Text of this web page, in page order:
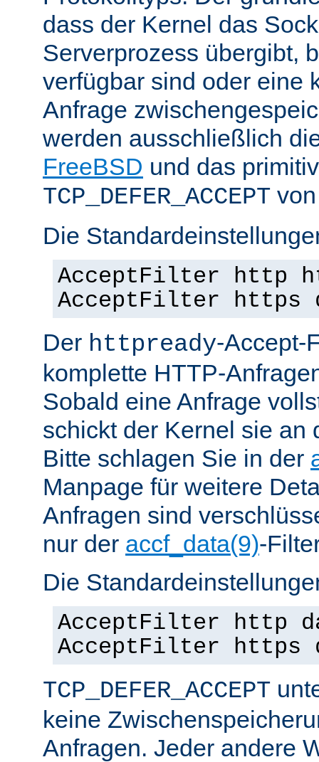
dass der Kernel das
Serverprozess übergibt,
verfügbar sind oder eine
Anfrage
werden ausschließlich
FreeBSD und das
TCP_DEFER_ACCEPT
Die
AcceptFilter http
AcceptFilter https
Der httpready-Accept-
komplette HTTP-
Sobald eine Anfrage
schickt der Kernel sie an
Bitte schlagen Sie in der
Manpage für weitere
Anfragen sind
nur der accf_data(9)-
Die
AcceptFilter http
AcceptFilter https
TCP_DEFER_ACCEPT
keine
Anfragen. Jeder andere